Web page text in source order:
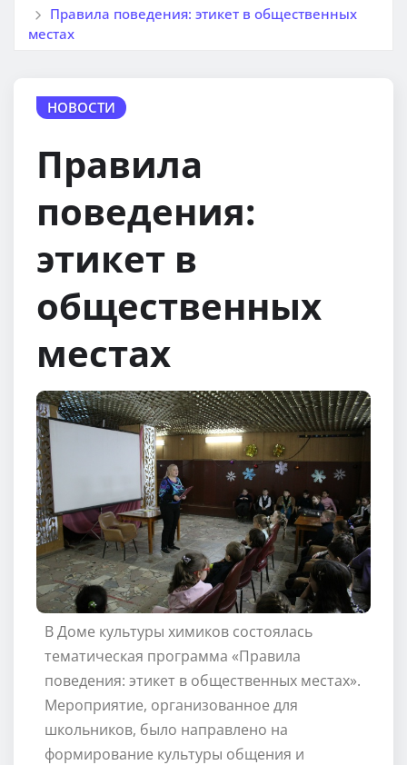
Правила поведения: этикет в общественных
местах
НОВОСТИ
Правила
поведения:
этикет в
общественных
местах
В Доме культуры химиков состоялась
тематическая программа «Правила
поведения: этикет в общественных местах».
Мероприятие, организованное для
школьников, было направлено на
формирование культуры общения и